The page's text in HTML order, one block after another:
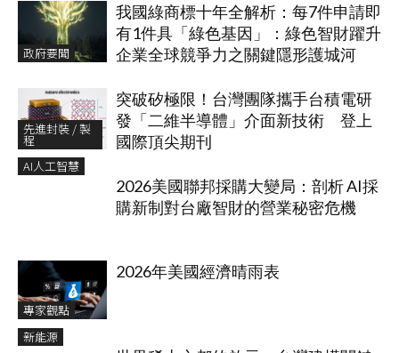
政府要聞
我國綠商標十年全解析：每7件申請即
有1件具「綠色基因」：綠色智財躍升
企業全球競爭力之關鍵隱形護城河
先進封裝 / 製
程
突破矽極限！台灣團隊攜手台積電研
發「二維半導體」介面新技術 登上
國際頂尖期刊
AI人工智慧
2026美國聯邦採購大變局：剖析 AI採
購新制對台廠智財的營業秘密危機
專家觀點
2026年美國經濟晴雨表
新能源